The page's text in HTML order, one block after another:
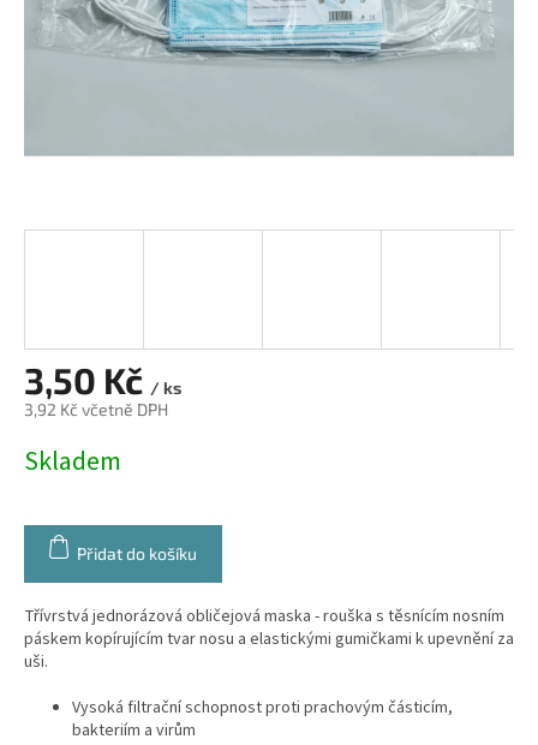
3,50 Kč / ks
3,92 Kč včetně DPH
cena:
Skladem
Přidat do košíku
Třívrstvá jednorázová obličejová maska - rouška s těsnícím nosním
páskem kopírujícím tvar nosu a elastickými gumičkami k upevnění za
uši.
Vysoká filtrační schopnost proti prachovým částicím,
bakteriím a virům